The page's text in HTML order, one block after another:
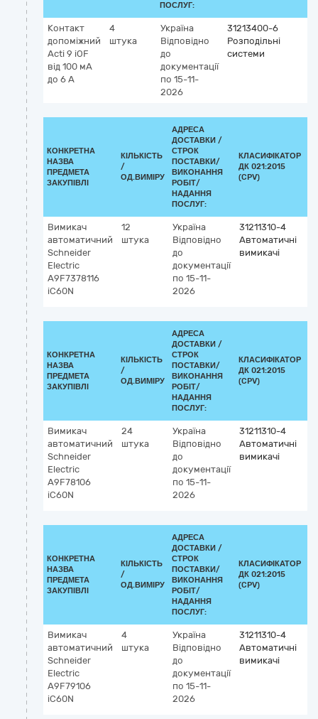
ПОСЛУГ:
Контакт
допоміжний
Acti 9 iOF
від 100 мА
до 6 А
4
штука
Україна
Відповідно
до
документації
по 15-11-
2026
31213400-6
Розподільні
системи
КОНКРЕТНА
НАЗВА
ПРЕДМЕТА
ЗАКУПІВЛІ
КІЛЬКІСТЬ
/
ОД.ВИМІРУ
АДРЕСА
ДОСТАВКИ /
СТРОК
ПОСТАВКИ/
ВИКОНАННЯ
РОБІТ/
НАДАННЯ
ПОСЛУГ:
КЛАСИФІКАТОР
ДК 021:2015
(CPV)
Вимикач
автоматичний
Schneider
Electric
A9F7378116
iC60N
12
штука
Україна
Відповідно
до
документації
по 15-11-
2026
31211310-4
Автоматичні
вимикачі
КОНКРЕТНА
НАЗВА
ПРЕДМЕТА
ЗАКУПІВЛІ
КІЛЬКІСТЬ
/
ОД.ВИМІРУ
АДРЕСА
ДОСТАВКИ /
СТРОК
ПОСТАВКИ/
ВИКОНАННЯ
РОБІТ/
НАДАННЯ
ПОСЛУГ:
КЛАСИФІКАТОР
ДК 021:2015
(CPV)
Вимикач
автоматичний
Schneider
Electric
A9F78106
iC60N
24
штука
Україна
Відповідно
до
документації
по 15-11-
2026
31211310-4
Автоматичні
вимикачі
КОНКРЕТНА
НАЗВА
ПРЕДМЕТА
ЗАКУПІВЛІ
КІЛЬКІСТЬ
/
ОД.ВИМІРУ
АДРЕСА
ДОСТАВКИ /
СТРОК
ПОСТАВКИ/
ВИКОНАННЯ
РОБІТ/
НАДАННЯ
ПОСЛУГ:
КЛАСИФІКАТОР
ДК 021:2015
(CPV)
Вимикач
автоматичний
Schneider
Electric
A9F79106
iC60N
4
штука
Україна
Відповідно
до
документації
по 15-11-
2026
31211310-4
Автоматичні
вимикачі